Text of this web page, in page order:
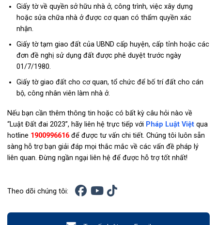
Giấy tờ về quyền sở hữu nhà ở, công trình, việc xây dựng
hoặc sửa chữa nhà ở được cơ quan có thẩm quyền xác
nhận.
Giấy tờ tạm giao đất của UBND cấp huyện, cấp tỉnh hoặc các
đơn đề nghị sử dụng đất được phê duyệt trước ngày
01/7/1980.
Giấy tờ giao đất cho cơ quan, tổ chức để bố trí đất cho cán
bộ, công nhân viên làm nhà ở.
Nếu bạn cần thêm thông tin hoặc có bất kỳ câu hỏi nào về
“Luật Đất đai 2023”, hãy liên hệ trực tiếp với Pháp Luật Việt qua
hotline 1900996616 để được tư vấn chi tiết. Chúng tôi luôn sẵn
sàng hỗ trợ bạn giải đáp mọi thắc mắc về các vấn đề pháp lý
liên quan. Đừng ngần ngại liên hệ để được hỗ trợ tốt nhất!
Theo dõi chúng tôi: